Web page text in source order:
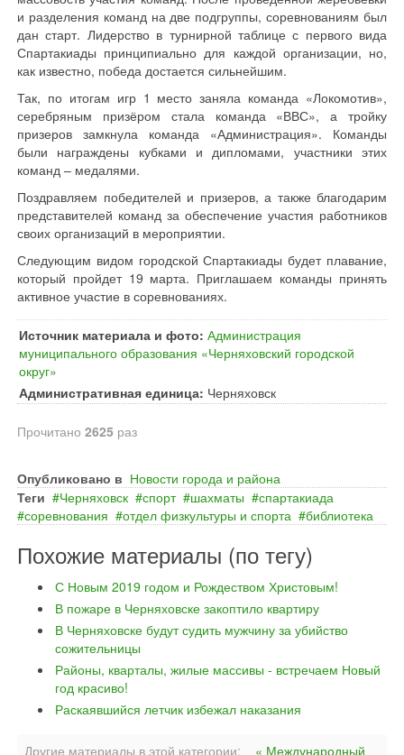
и разделения команд на две подгруппы, соревнованиям был
дан старт. Лидерство в турнирной таблице с первого вида
Спартакиады принципиально для каждой организации, но,
как известно, победа достается сильнейшим.
Так, по итогам игр 1 место заняла команда «Локомотив»,
серебряным призёром стала команда «ВВС», а тройку
призеров замкнула команда «Администрация». Команды
были награждены кубками и дипломами, участники этих
команд – медалями.
Поздравляем победителей и призеров, а также благодарим
представителей команд за обеспечение участия работников
своих организаций в мероприятии.
Следующим видом городской Спартакиады будет плавание,
который пройдет 19 марта. Приглашаем команды принять
активное участие в соревнованиях.
Источник материала и фото: Администрация
муниципального образования «Черняховский городской
округ»
Административная единица: Черняховск
Прочитано 2625 раз
Опубликовано в Новости города и района
Теги
Черняховск спорт шахматы
спартакиада
соревнования
отдел физкультуры и спорта библиотека
Похожие материалы (по тегу)
С Новым 2019 годом и Рождеством Христовым!
В пожаре в Черняховске закоптило квартиру
В Черняховске будут судить мужчину за убийство
сожительницы
Районы, кварталы, жилые массивы - встречаем Новый
год красиво!
Раскаявшийся летчик избежал наказания
Другие материалы в этой категории: « Международный